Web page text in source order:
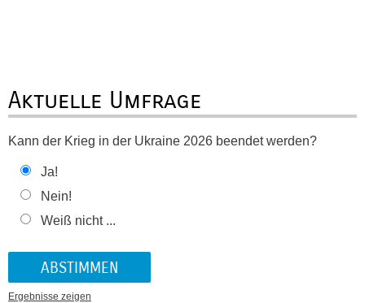
Aktuelle Umfrage
Kann der Krieg in der Ukraine 2026 beendet werden?
Ja!
Nein!
Weiß nicht ...
Ergebnisse zeigen